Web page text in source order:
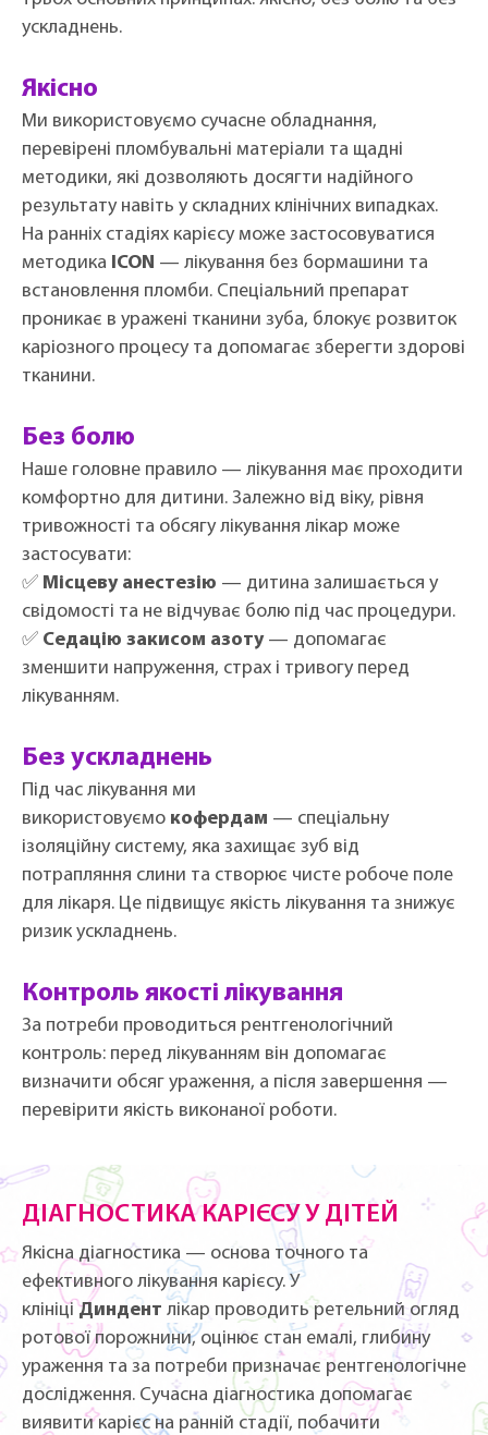
ускладнень.
Якісно
Ми використовуємо сучасне обладнання,
перевірені пломбувальні матеріали та щадні
методики, які дозволяють досягти надійного
результату навіть у складних клінічних випадках.
На ранніх стадіях карієсу може застосовуватися
методика ICON — лікування без бормашини та
встановлення пломби. Спеціальний препарат
проникає в уражені тканини зуба, блокує розвиток
каріозного процесу та допомагає зберегти здорові
тканини.
Без болю
Наше головне правило — лікування має проходити
комфортно для дитини. Залежно від віку, рівня
тривожності та обсягу лікування лікар може
застосувати:
✅ Місцеву анестезію — дитина залишається у
свідомості та не відчуває болю під час процедури.
✅ Седацію закисом азоту— допомагає
зменшити напруження, страх і тривогу перед
лікуванням.
Без ускладнень
Під час лікування ми
використовуємо кофердам — спеціальну
ізоляційну систему, яка захищає зуб від
потрапляння слини та створює чисте робоче поле
для лікаря. Це підвищує якість лікування та знижує
ризик ускладнень.
Контроль якості лікування
За потреби проводиться рентгенологічний
контроль: перед лікуванням він допомагає
визначити обсяг ураження, а після завершення —
перевірити якість виконаної роботи.
ДІАГНОСТИКА КАРІЄСУ У ДІТЕЙ
Якісна діагностика — основа точного та
ефективного лікування карієсу. У
клініціДиндент лікар проводить ретельний огляд
ротової порожнини, оцінює стан емалі, глибину
ураження та за потреби призначає рентгенологічне
дослідження. Сучасна діагностика допомагає
виявити карієс на ранній стадії, побачити